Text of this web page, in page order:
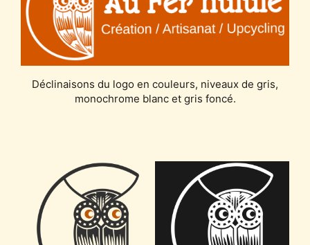
Déclinaisons du logo en couleurs, niveaux de gris,
monochrome blanc et gris foncé.